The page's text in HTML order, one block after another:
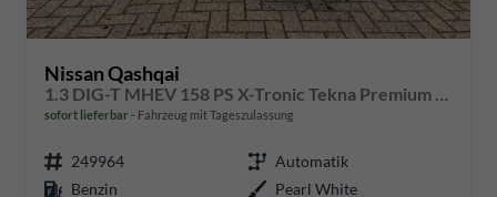
Nissan Qashqai
1.3 DIG-T MHEV 158 PS X-Tronic Tekna Premium Paket 20"LM Teil-Leder PanoGlasdach Klimaautomatik Sitzheizung Lenkradheizung Navi Head-Up Display elektr. Heckklappe ACC PDC v+h 360°Kamera DAB Bluetooth Touchscreen Apple CarPlay Android Auto
sofort lieferbar Fahrzeug mit Tageszulassung
249964
Automatik
Benzin
Pearl White